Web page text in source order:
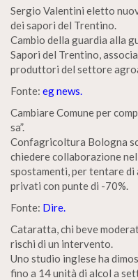
Sergio Valentini eletto
dei sapori del Trentino.
Cambio della guardia alla
Sapori del Trentino,
produttori del settore
Fonte: eg news.
Cambiare Comune per
sa”.
Confagricoltura Bologna
chiedere collaborazione
spostamenti, per tentare di
privati con punte di -70%.
Fonte: Dire.
Cataratta, chi beve
rischi di un intervento.
Uno studio inglese ha
fino a 14 unità di alcol a